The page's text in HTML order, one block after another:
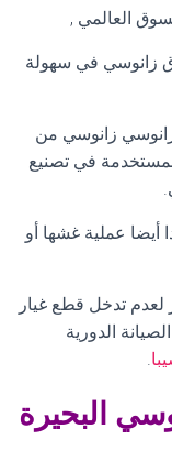
العالمي ,
زانوسي في سهولة
زانوسي زانوسي من
في تصنيع
.
عملية غشها أو
لعدم تدخل قطع غيار
الدورية
.
البحيرة